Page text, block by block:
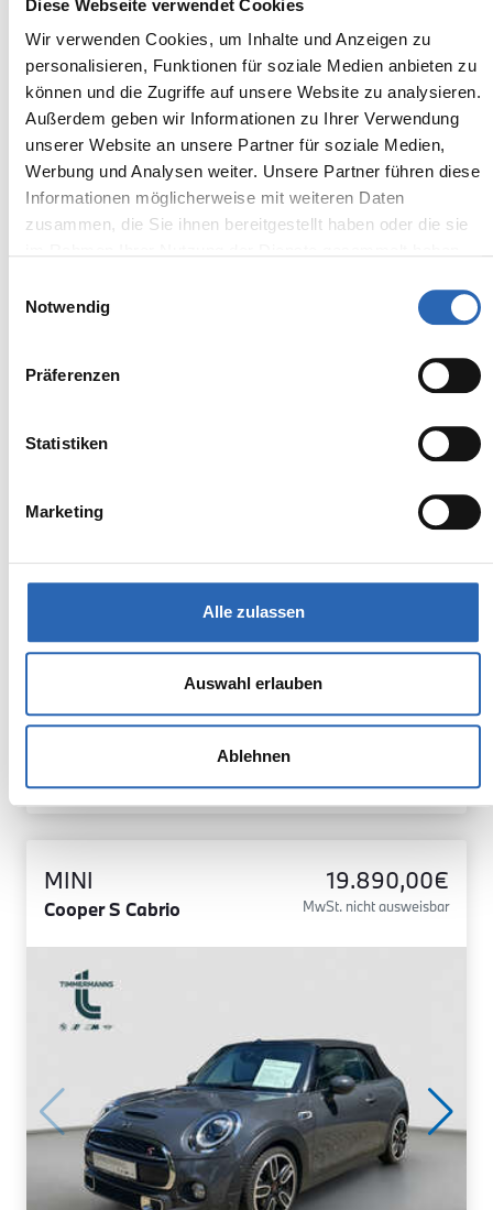
Diese Webseite verwendet Cookies
Wir verwenden Cookies, um Inhalte und Anzeigen zu
personalisieren, Funktionen für soziale Medien anbieten zu
können und die Zugriffe auf unsere Website zu analysieren.
Außerdem geben wir Informationen zu Ihrer Verwendung
unserer Website an unsere Partner für soziale Medien,
Werbung und Analysen weiter. Unsere Partner führen diese
Informationen möglicherweise mit weiteren Daten
zusammen, die Sie ihnen bereitgestellt haben oder die sie
Notwendig
Präferenzen
Statistiken
Marketing
Alle zulassen
Auswahl erlauben
Ablehnen
220 Active Tourer
Erstzulassung
mtl. Rate
Euro 6
Kraftstoffverbrauch kombiniert:
-/- (WLTP)
Zum Fahrzeug
MINI
Cooper S Cabrio
19.890,00€
MwSt. nicht ausweisbar